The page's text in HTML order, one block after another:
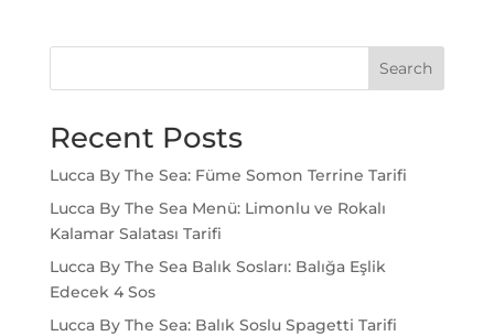
Search
Recent Posts
Lucca By The Sea: Füme Somon Terrine Tarifi
Lucca By The Sea Menü: Limonlu ve Rokalı
Kalamar Salatası Tarifi
Lucca By The Sea Balık Sosları: Balığa Eşlik
Edecek 4 Sos
Lucca By The Sea: Balık Soslu Spagetti Tarifi